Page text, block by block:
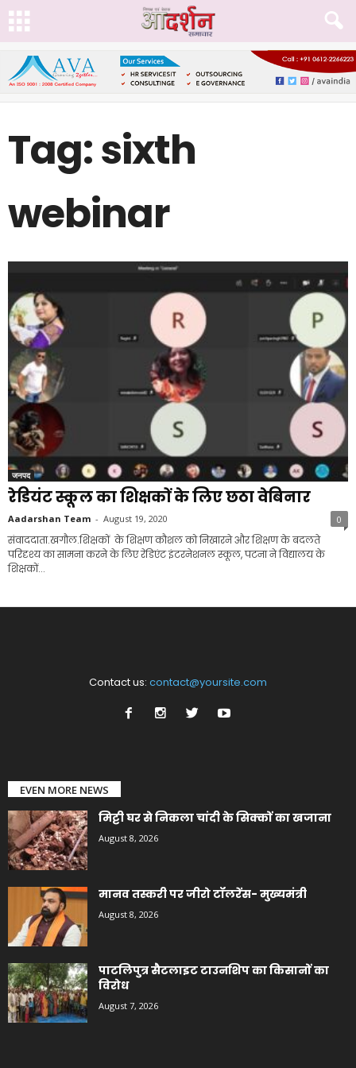
Tag: sixth
webinar
जनपद
रेडियंट स्कूल का शिक्षकों के लिए छठा वेबिनार
Aadarshan Team - August 19, 2020 0
संवाददाता.खगौल.शिक्षकों के शिक्षण कौशल को निखारने और शिक्षण के बदलते
परिदृश्य का सामना करने के लिए रेडिएंट इंटरनेशनल स्कूल, पटना ने विद्यालय के
शिक्षकों...
Contact us: contact@yoursite.com
EVEN MORE NEWS
मिट्टी घर से निकला चांदी के सिक्कों का खजाना
August 8, 2026
मानव तस्करी पर जीरो टॉलरेंस- मुख्यमंत्री
August 8, 2026
पाटलिपुत्र सैटलाइट टाउनशिप का किसानों का
विरोध
August 7, 2026